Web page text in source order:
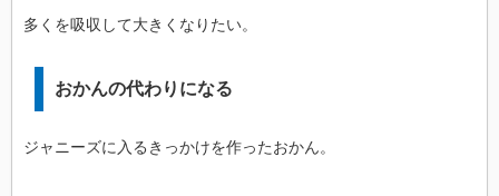
多くを吸収して大きくなりたい。
おかんの代わりになる
ジャニーズに入るきっかけを作ったおかん。